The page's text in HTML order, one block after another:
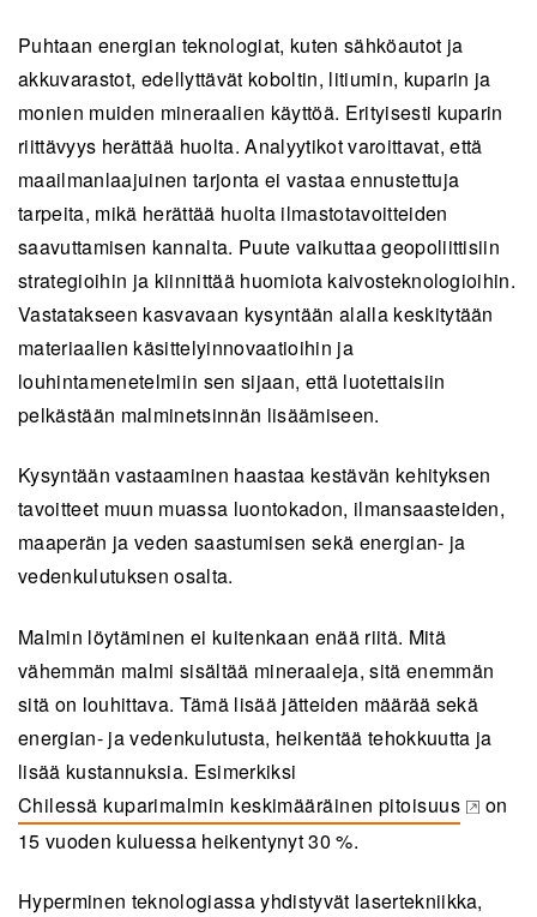
Teknologia tarjoaa merkittävää parannusta
kaivostoiminnan päätöksentekoon tarkemmilla
mineraalipitoisuuksien kaukokartoituksilla ja
edistää kaivosteollisuuden kestävyyttä ja
kannattavuutta.
Tiivistelmä on tekoälyn tekemä ja ihmisen tarkistama.
Puhtaan energian teknologiat, kuten sähköautot ja
akkuvarastot, edellyttävät koboltin, litiumin, kuparin ja
monien muiden mineraalien käyttöä. Erityisesti kuparin
riittävyys herättää huolta. Analyytikot varoittavat, että
maailmanlaajuinen tarjonta ei vastaa ennustettuja
tarpeita, mikä herättää huolta ilmastotavoitteiden
saavuttamisen kannalta. Puute vaikuttaa geopoliittisiin
strategioihin ja kiinnittää huomiota kaivosteknologioihin.
Vastatakseen kasvavaan kysyntään alalla keskitytään
materiaalien käsittelyinnovaatioihin ja
louhintamenetelmiin sen sijaan, että luotettaisiin
pelkästään malminetsinnän lisäämiseen.
Kysyntään vastaaminen haastaa kestävän kehityksen
tavoitteet muun muassa luontokadon, ilmansaasteiden,
maaperän ja veden saastumisen sekä energian- ja
vedenkulutuksen osalta.
Malmin löytäminen ei kuitenkaan enää riitä. Mitä
vähemmän malmi sisältää mineraaleja, sitä enemmän
sitä on louhittava. Tämä lisää jätteiden määrää sekä
energian- ja vedenkulutusta, heikentää tehokkuutta ja
lisää kustannuksia. Esimerkiksi
Chilessä kuparimalmin keskimääräinen pitoisuus
(opens in a new tab)
on
15 vuoden kuluessa heikentynyt 30 %.
Hyperminen teknologiassa yhdistyvät lasertekniikka,